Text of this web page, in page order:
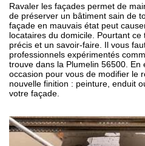
Ravaler les façades permet de
de préserver un bâtiment sain de
façade en mauvais état peut
locataires du domicile. Pourtant
précis et un savoir-faire. Il vous
professionnels expérimentés
trouve dans la Plumelin 56500.
occasion pour vous de modifier le
nouvelle finition : peinture, enduit
votre façade.